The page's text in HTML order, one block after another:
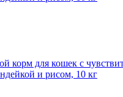
корм для кошек с
и рисом, 10 кг